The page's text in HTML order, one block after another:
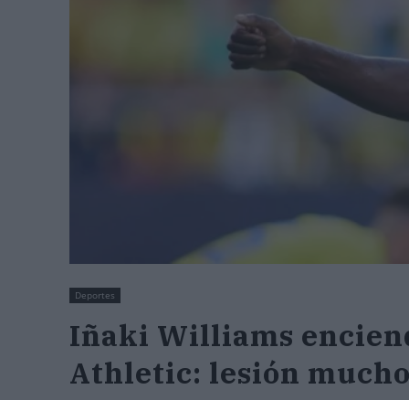
Deportes
Iñaki Williams
Athletic: lesión